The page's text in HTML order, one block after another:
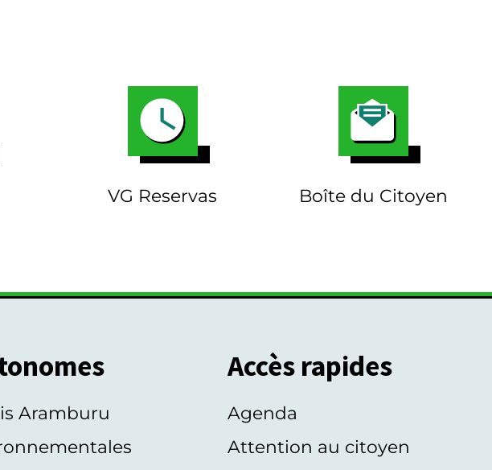
VG Reservas Boîte du Citoyen
Aramburu
Accès rapides
Agenda
Attention au citoyen